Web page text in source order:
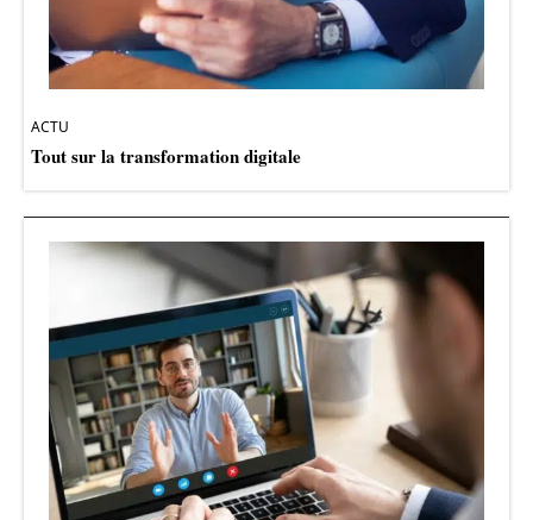
ACTU
Tout sur la transformation digitale